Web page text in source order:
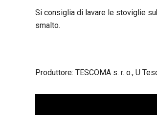
Si consiglia di lavare le stoviglie
smalto.
Produttore: TESCOMA s. r. o., U